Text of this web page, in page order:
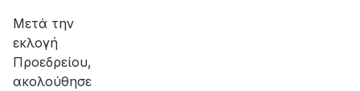
Μετά την
εκλογή
Προεδρείου,
ακολούθησε